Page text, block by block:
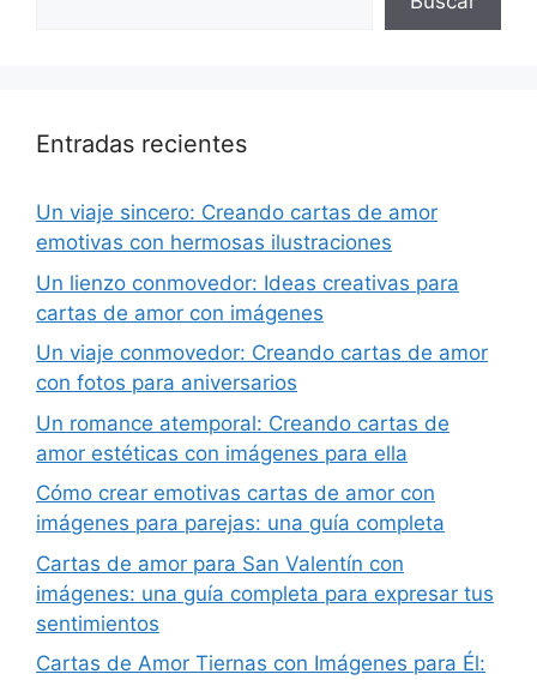
Entradas recientes
Un viaje sincero: Creando cartas de amor
emotivas con hermosas ilustraciones
Un lienzo conmovedor: Ideas creativas para
cartas de amor con imágenes
Un viaje conmovedor: Creando cartas de amor
con fotos para aniversarios
Un romance atemporal: Creando cartas de
amor estéticas con imágenes para ella
Cómo crear emotivas cartas de amor con
imágenes para parejas: una guía completa
Cartas de amor para San Valentín con
imágenes: una guía completa para expresar tus
sentimientos
Cartas de Amor Tiernas con Imágenes para Él: